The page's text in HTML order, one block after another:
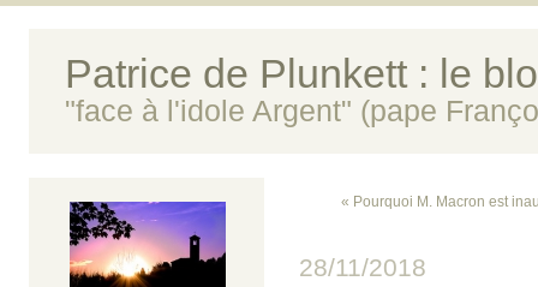
Patrice de Plunkett : le
"face à l'idole Argent" (pape
« Pourquoi M. Macron est
28/11/2018